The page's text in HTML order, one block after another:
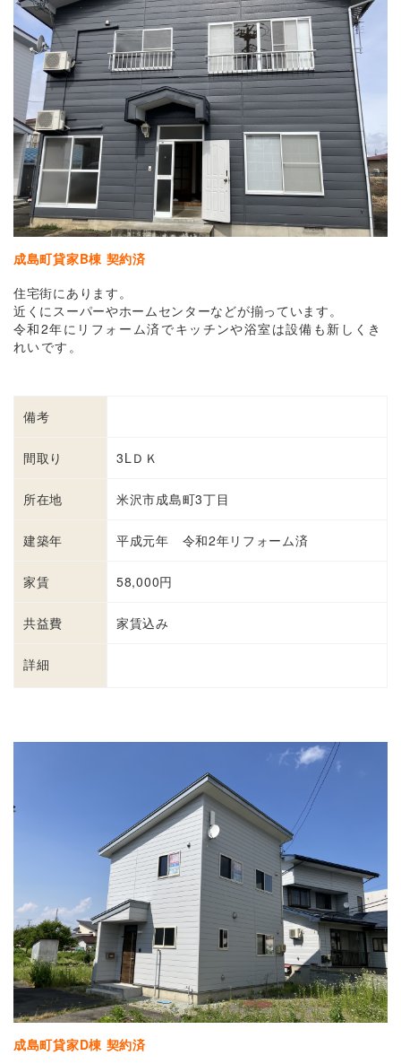
成島町貸家B棟 契約済
住宅街にあります。
近くにスーパーやホームセンターなどが揃っています。
令和2年に リフォーム済でキッチンや浴室は設備も新しくき
れいです。
備考
間取り 3LＤＫ
所在地 米沢市成島町3丁目
建築年 平成元年 令和2年リフォーム済
家賃 58,000円
共益費 家賃込み
詳細
成島町貸家D棟 契約済